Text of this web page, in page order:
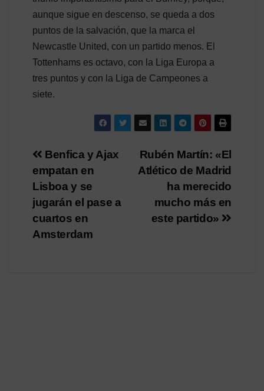
aunque sigue en descenso, se queda a dos
puntos de la salvación, que la marca el
Newcastle United, con un partido menos. El
Tottenhams es octavo, con la Liga Europa a
tres puntos y con la Liga de Campeones a
siete.
Navegación
de
entradas
Rubén Martín: «El
Atlético de Madrid
ha merecido
mucho más en
este partido»
Benfica y Ajax
empatan en
Lisboa y se
jugarán el pase a
cuartos en
Amsterdam